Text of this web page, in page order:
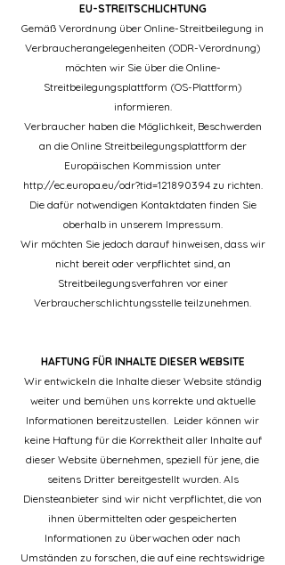
EU-STREITSCHLICHTUNG
Gemäß Verordnung über Online-Streitbeilegung in
Verbraucherangelegenheiten (ODR-Verordnung)
möchten wir Sie über die Online-
Streitbeilegungsplattform (OS-Plattform)
informieren.
Verbraucher haben die Möglichkeit, Beschwerden
an die Online Streitbeilegungsplattform der
Europäischen Kommission unter
http://ec.europa.eu/odr?tid=121890394 zu richten.
Die dafür notwendigen Kontaktdaten finden Sie
oberhalb in unserem Impressum.
Wir möchten Sie jedoch darauf hinweisen, dass wir
nicht bereit oder verpflichtet sind, an
Streitbeilegungsverfahren vor einer
Verbraucherschlichtungsstelle teilzunehmen.
HAFTUNG FÜR INHALTE DIESER WEBSITE
Wir entwickeln die Inhalte dieser Website ständig
weiter und bemühen uns korrekte und aktuelle
Informationen bereitzustellen. Leider können wir
keine Haftung für die Korrektheit aller Inhalte auf
dieser Website übernehmen, speziell für jene, die
seitens Dritter bereitgestellt wurden. Als
Diensteanbieter sind wir nicht verpflichtet, die von
ihnen übermittelten oder gespeicherten
Informationen zu überwachen oder nach
Umständen zu forschen, die auf eine rechtswidrige